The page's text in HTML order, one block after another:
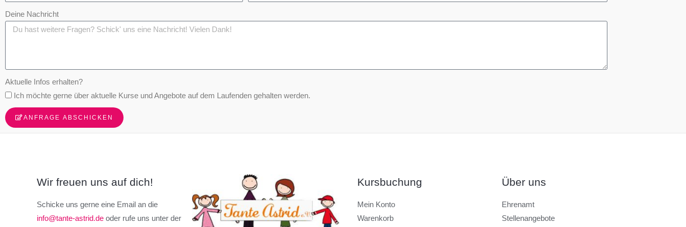
Deine Nachricht
Aktuelle Infos erhalten?
Ich möchte gerne über aktuelle Kurse und Angebote auf dem Laufenden gehalten werden.
ANFRAGE ABSCHICKEN
Wir freuen uns auf dich!
Schicke uns gerne eine Email an die
info@tante-astrid.de oder rufe uns unter der
Kursbuchung
Mein Konto
Warenkorb
Über uns
Ehrenamt
Stellenangebote